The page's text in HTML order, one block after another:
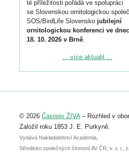
té příležitosti pořádá ve spolupráci
se Slovenskou ornitologickou
SOS/BirdLife Slovensko jubilejní
ornitologickou konferenci ve
18. 10. 2026 v Brně.
Podrobnější informace ke konferenci
Registrovat se můžete do 6. září.
abstraktu přihlášené přednášky
posteru je už 30. června.
... více aktualit ...
© 2026 Časopis ŽIVA– Rozhled v
Založil roku 1853 J. E. Purkyně.
Vydává Nakladatelství Academia,
Středisko společných činností AV ČR, v. v. i.,